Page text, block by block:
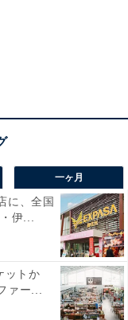
車両といわれる
両基地で一部が保
に保存車両を解体
ある。その内容
車両を留置する
一ヶ月
に、全国
伊...
ットか
ァー...